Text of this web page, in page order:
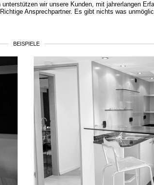
wir unsere Kunden, mit jahrerlangen
Ansprechpartner. Es gibt nichts was
BEISPIELE